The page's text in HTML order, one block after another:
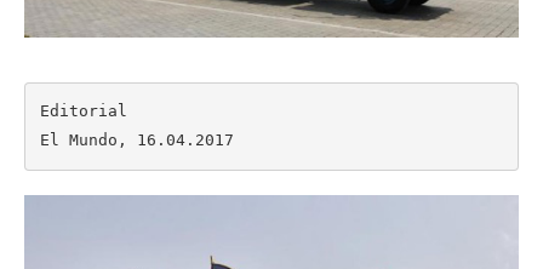
Editorial
El Mundo, 16.04.2017